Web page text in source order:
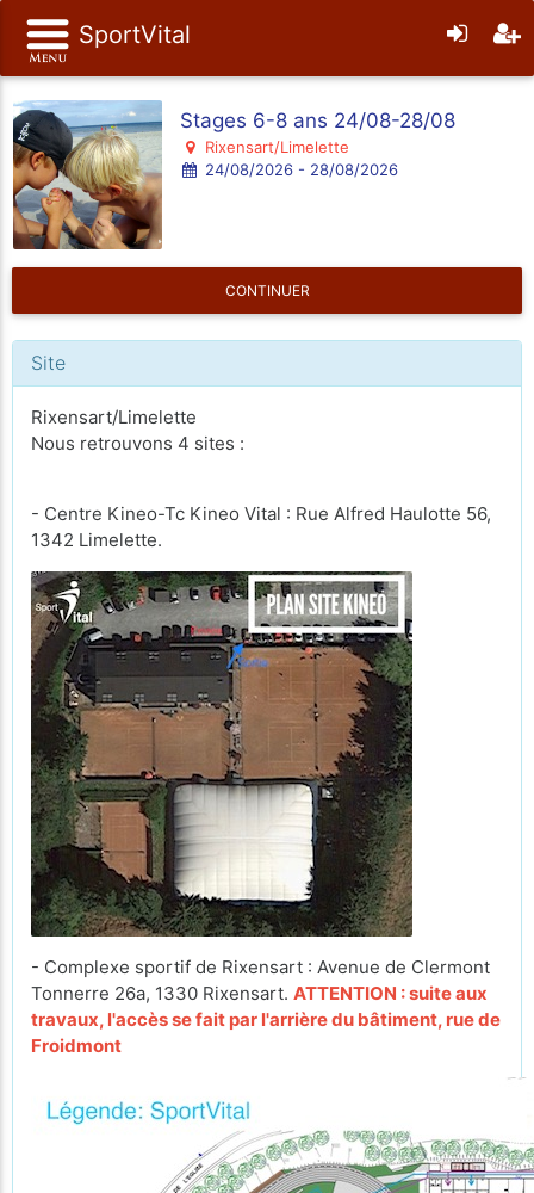
SportVital
Stages 6-8 ans 24/08-28/08
Rixensart/Limelette
24/08/2026 - 28/08/2026
CONTINUER
Site
Rixensart/Limelette
Nous retrouvons 4 sites :
- Centre Kineo-Tc Kineo Vital : Rue Alfred Haulotte 56,
1342 Limelette.
- Complexe sportif de Rixensart : Avenue de Clermont
Tonnerre 26a, 1330 Rixensart. ATTENTION : suite aux
travaux, l'accès se fait par l'arrière du bâtiment, rue de
Froidmont